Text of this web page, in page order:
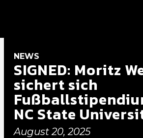
NEWS
SIGNED: Moritz
sichert sich
NC State
August 20, 2025